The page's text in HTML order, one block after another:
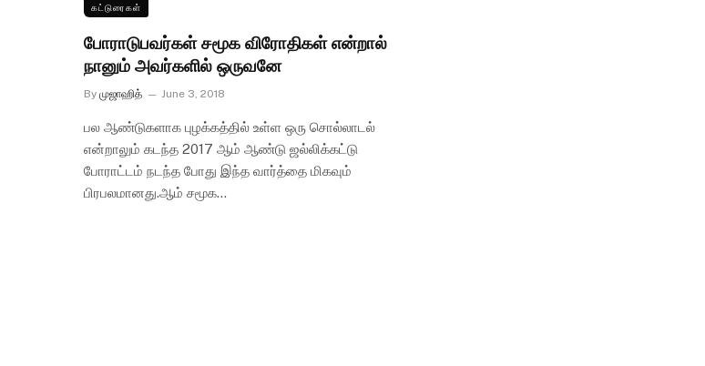
கட்டுரைகள்
போராடுபவர்கள் சமூக விரோதிகள் என்றால்
நானும் அவர்களில் ஒருவனே
By முஜாஹித் June 3, 2018
பல ஆண்டுகளாக புழக்கத்தில் உள்ள ஒரு சொல்லாடல்
என்றாலும் கடந்த 2017 ஆம் ஆண்டு ஜல்லிக்கட்டு
போராட்டம் நடந்த போது இந்த வார்த்தை மிகவும்
பிரபலமானது.ஆம் சமூக…